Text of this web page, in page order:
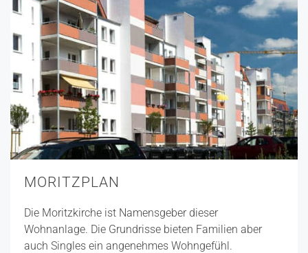
MORITZPLAN
Die Moritzkirche ist Namensgeber dieser
Wohnanlage. Die Grundrisse bieten Familien aber
auch Singles ein angenehmes Wohngefühl.